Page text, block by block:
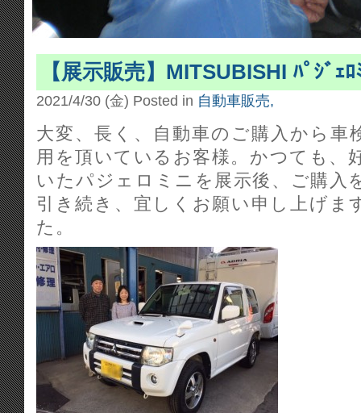
【展示販売】MITSUBISHI ﾊﾟｼﾞｪ
2021/4/30 (金) Posted in 自動車販売,
大変、長く、自動車のご購入から車
用を頂いているお客様。かつても、
いたパジェロミニを展示後、ご購入
引き続き、宜しくお願い申し上げま
た。